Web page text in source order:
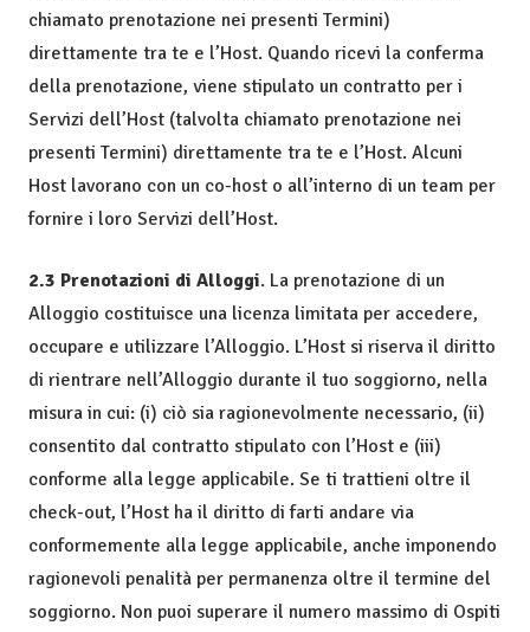
chiamato prenotazione nei presenti Termini)
direttamente tra te e l’Host. Quando ricevi la conferma
della prenotazione, viene stipulato un contratto per i
Servizi dell’Host (talvolta chiamato prenotazione nei
presenti Termini) direttamente tra te e l’Host. Alcuni
Host lavorano con un co-host o all’interno di un team per
fornire i loro Servizi dell’Host.
2.3 Prenotazioni di Alloggi. La prenotazione di un
Alloggio costituisce una licenza limitata per accedere,
occupare e utilizzare l’Alloggio. L’Host si riserva il diritto
di rientrare nell’Alloggio durante il tuo soggiorno, nella
misura in cui: (i) ciò sia ragionevolmente necessario, (ii)
consentito dal contratto stipulato con l’Host e (iii)
conforme alla legge applicabile. Se ti trattieni oltre il
check-out, l’Host ha il diritto di farti andare via
conformemente alla legge applicabile, anche imponendo
ragionevoli penalità per permanenza oltre il termine del
soggiorno. Non puoi superare il numero massimo di Ospiti